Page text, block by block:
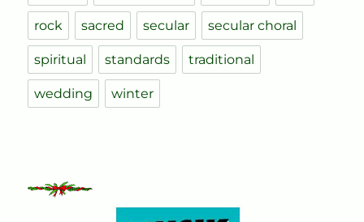
rock sacred secular secular choral
spiritual standards traditional
wedding winter